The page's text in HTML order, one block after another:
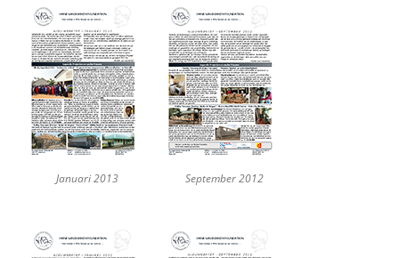
Januari 2013 September 2012